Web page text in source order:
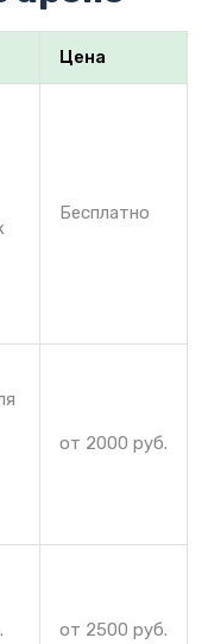
Цена
Бесплатно
от 2000 руб.
от 2500 руб.